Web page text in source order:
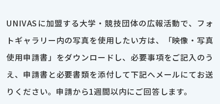
UNIVASに加盟する大学・競技団体の広報活動で、フォ
トギャラリー内の写真を使用したい方は、「映像・写真
使用申請書」をダウンロードし、必要事項をご記入のう
え、申請書と必要書類を添付して下記へメールにてお送
りください。申請から1週間以内にご回答します。